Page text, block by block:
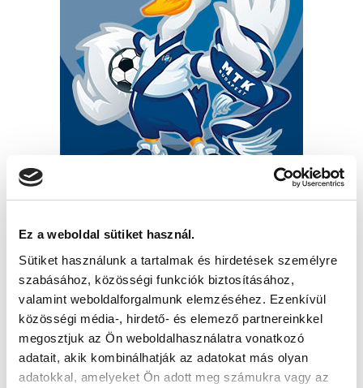
Ez a weboldal sütiket használ.
Sütiket használunk a tartalmak és hirdetések személyre
szabásához, közösségi funkciók biztosításához,
valamint weboldalforgalmunk elemzéséhez. Ezenkívül
közösségi média-, hirdető- és elemező partnereinkkel
megosztjuk az Ön weboldalhasználatra vonatkozó
adatait, akik kombinálhatják az adatokat más olyan
adatokkal, amelyeket Ön adott meg számukra vagy az